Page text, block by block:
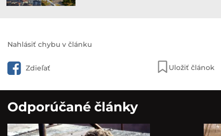
Nahlásiť chybu v článku
Zdieľať Uložiť článok
Odporúčané články